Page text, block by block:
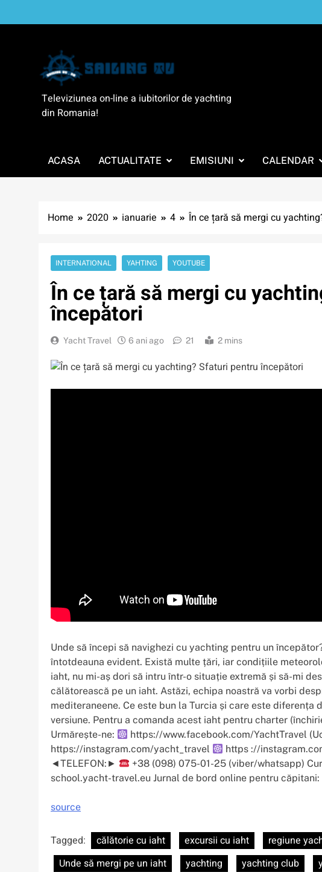
to
SailingTV
Televiziunea on-line a iubitorilor de yachting
din Romania!
ACASA ACTUALITATE EMISIUNI CALENDAR
Home 2020 ianuarie 4 În ce țară să mergi cu
INTERNATIONAL YAHTING YOUTUBE
În ce țară să mergi cu
începători
Yacht Travel 6 ani ago 21 2 mins
Unde să începi să navighezi cu yachting pentru un
întotdeauna evident. Există multe țări, iar condițiile
iaht, nu mi-aș dori să intru într-o situație extremă și să-mi
călătorească pe un iaht. Astăzi, echipa noastră va vorbi
mediteraneene. Ce este bun la Turcia și care este diferența
versiune. Pentru a comanda acest iaht pentru charter
Urmărește-ne:
https://www.facebook.com/YachtTravel
https://instagram.com/yacht_travel
https ://
◄TELEFON:►
+38 (098) 075-01-25 (viber/whatsapp)
school.yacht-travel.eu Jurnal de bord online pentru
source
Tagged: călătorie cu iaht excursii cu iaht regiune
Unde să mergi pe un iaht
yachting yachting club